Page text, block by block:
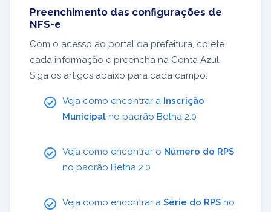
Preenchimento das configurações de
NFS-e
Com o acesso ao portal da prefeitura, colete
cada informação e preencha na Conta Azul.
Siga os artigos abaixo para cada campo:
Veja como encontrar a Inscrição
Municipal no padrão Betha 2.0
Veja como encontrar o Número do RPS
no padrão Betha 2.0
Veja como encontrar a Série do RPS no